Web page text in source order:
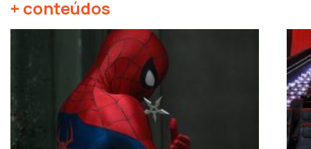
+ conteúdos